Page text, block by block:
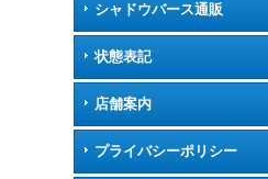
シャドウバース通販
状態表記
店舗案内
プライバシーポリシー